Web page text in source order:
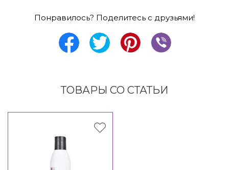
Понравилось? Поделитесь с друзьями!
ТОВАРЫ СО СТАТЬИ